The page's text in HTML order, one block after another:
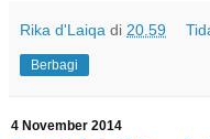
Rika d'Laiqa di 20.59
Berbagi
4 November 2014